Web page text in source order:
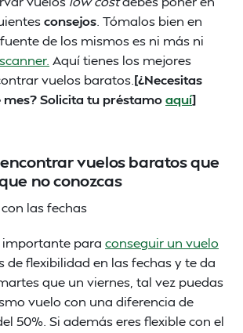
consejos . Tómalos bien en
de los mismos es ni más ni
Aquí tienes los mejores
vuelos baratos. [¿Necesitas
Solicita tu préstamoaquí]
vuelos baratos que
no conozcas
las fechas
importante para conseguir un vuelo
de flexibilidad en las fechas y te da
que un viernes, tal vez puedas
vuelo con una diferencia de
50%. Si además eres flexible con el